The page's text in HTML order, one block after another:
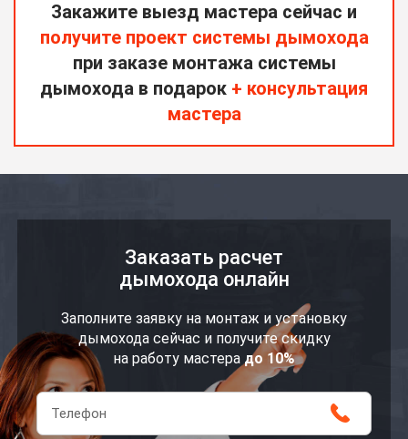
Закажите выезд мастера сейчас и
получите проект системы дымохода
при заказе монтажа системы
дымохода в подарок + консультация
мастера
Заказать расчет
дымохода онлайн
Заполните заявку на монтаж и установку
дымохода сейчас и получите скидку
на работу мастера до 10%